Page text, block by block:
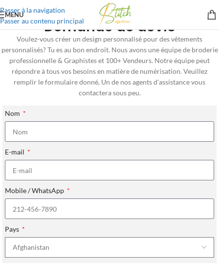
Passer à la navigation
Passer au contenu principal
MENU
Demande de devis
Voulez-vous créer un design personnalisé pour des vêtements
personnalisés? Tu es au bon endroit. Nous avons une équipe de broderie
professionnelle & Graphistes et 100+ Vendeurs. Notre équipe peut
répondre à tous vos besoins en matière de numérisation. Veuillez
remplir le formulaire donné, Un de nos agents d'assistance vous
contactera sous peu.
Nom
E-mail
Mobile / WhatsApp
Pays